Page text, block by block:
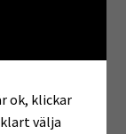
ok, klickar
välja